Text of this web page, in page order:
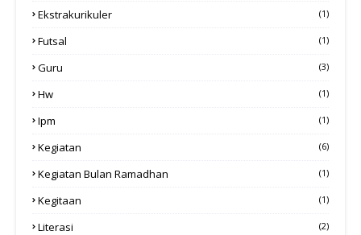
Ekstrakurikuler (1)
Futsal (1)
Guru (3)
Hw (1)
Ipm (1)
Kegiatan (6)
Kegiatan Bulan Ramadhan (1)
Kegitaan (1)
Literasi (2)